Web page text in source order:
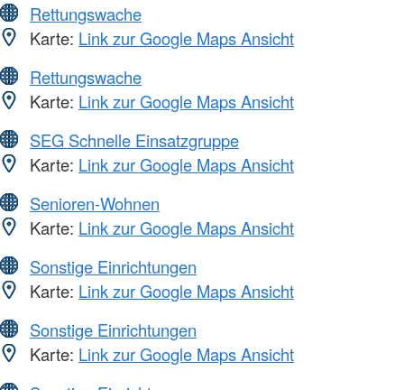
Rettungswache
Karte: Link zur Google Maps Ansicht
Rettungswache
Karte: Link zur Google Maps Ansicht
SEG Schnelle Einsatzgruppe
Karte: Link zur Google Maps Ansicht
Senioren-Wohnen
Karte: Link zur Google Maps Ansicht
Sonstige Einrichtungen
Karte: Link zur Google Maps Ansicht
Sonstige Einrichtungen
Karte: Link zur Google Maps Ansicht